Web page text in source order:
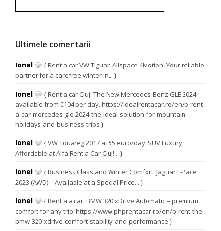
Ultimele comentarii
Ionel
{ Rent a car VW Tiguan Allspace 4Motion: Your reliable
partner for a carefree winter in... }
Ionel
{ Rent a car Cluj: The New Mercedes-Benz GLE 2024
available from €104 per day. https://idealrentacar.ro/en/b-rent-
a-car-mercedes-gle-2024-the-ideal-solution-for-mountain-
holidays-and-business-trips }
Ionel
{ VW Touareg 2017 at 55 euro/day: SUV Luxury,
Affordable at Alfa Rent a Car Cluj!... }
Ionel
{ Business Class and Winter Comfort: Jaguar F-Pace
2023 (AWD) – Available at a Special Price... }
Ionel
{ Rent a a car: BMW 320 xDrive Automatic – premium
comfort for any trip. https://www.phprentacar.ro/en/b-rent-the-
bmw-320-xdrive-comfort-stability-and-performance }